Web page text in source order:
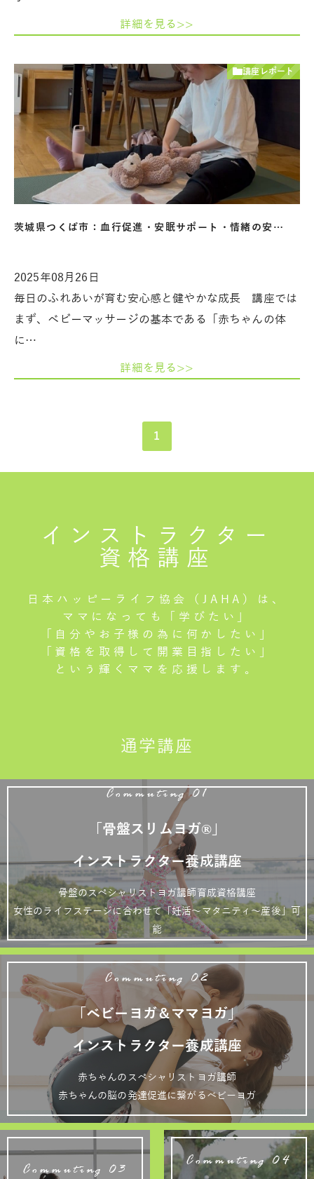
詳細を見る>>
講座レポート
茨城県つくば市：血行促進・安眠サポート・情緒の安…
2025年08月26日
毎日のふれあいが育む安心感と健やかな成長 講座では
まず、ベビーマッサージの基本である「赤ちゃんの体
に…
詳細を見る>>
1
インストラクター
資格講座
日本ハッピーライフ協会（JAHA）は、
ママになっても「学びたい」
「自分やお子様の為に何かしたい」
「資格を取得して開業目指したい」
という輝くママを応援します。
通学講座
Commuting 01
「骨盤スリムヨガ®」
インストラクター養成講座
骨盤のスペシャリストヨガ講師育成資格講座
女性のライフステージに合わせて「妊活～マタニティ～産後」可
能
Commuting 02
「ベビーヨガ＆ママヨガ」
インストラクター養成講座
赤ちゃんのスペシャリストヨガ講師
赤ちゃんの脳の発達促進に繋がるベビーヨガ
Commuting 03
Commuting 04